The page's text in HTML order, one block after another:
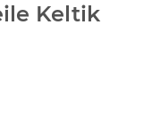
Keltik